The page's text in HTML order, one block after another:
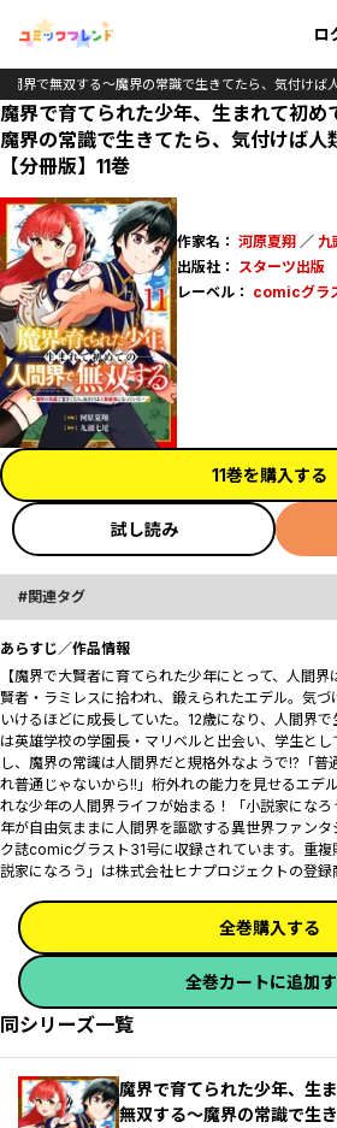
ロ
界で無双する～魔界の常識で生きてたら、気付けば
魔界で育てられた少年、生まれて初め
魔界の常識で生きてたら、気付けば人
【分冊版】11巻
作家名： 河原夏翔 ／ 九
出版社： スターツ出版
レーベル： comicグラ
11巻を購入する
試し読み
関連タグ
あらすじ／作品情報
【魔界で大賢者に育てられた少年にとって、人間
賢者・ラミレスに拾われ、鍛えられたエデル。気
いけるほどに成長していた。12歳になり、人間界
は英雄学校の学園長・マリベルと出会い、学生と
し、魔界の常識は人間界だと規格外なようで――!?「
れ普通じゃないから!!」桁外れの能力を見せるエデ
れな少年の人間界ライフが始まる！「小説家にな
年が自由気ままに人間界を謳歌する異世界ファン
ク誌comicグラスト31号に収録されています。重
説家になろう」は株式会社ヒナプロジェクトの登録
全巻購入する
全巻カートに追加
同シリーズ一覧
魔界で育てられた少年、生
無双する～魔界の常識で生